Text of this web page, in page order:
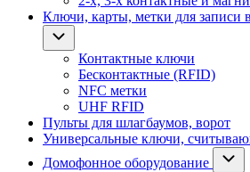
Ключи, карты, метки для
Контактные ключи
Бесконтактные (RFID)
NFC метки
UHF RFID
Пульты для шлагбаумов, ворот
Универсальные ключи,
Домофонное оборудование